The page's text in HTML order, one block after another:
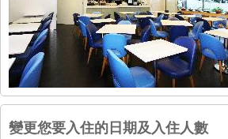
變更您要入住的日期及入住人數